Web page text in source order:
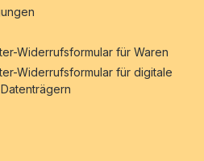
Widerrufsformular für Waren
Widerrufsformular für digitale